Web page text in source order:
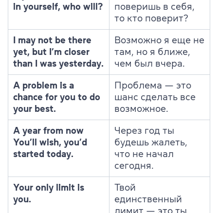
in yourself, who will?
поверишь в себя,
то кто поверит?
I may not be there
yet, but I’m closer
than I was yesterday.
Возможно я еще не
там, но я ближе,
чем был вчера.
A problem is a
chance for you to do
your best.
Проблема — это
шанс сделать все
возможное.
A year from now
You’ll wish, you’d
started today.
Через год ты
будешь жалеть,
что не начал
сегодня.
Your only limit is
you.
Твой
единственный
лимит — это ты